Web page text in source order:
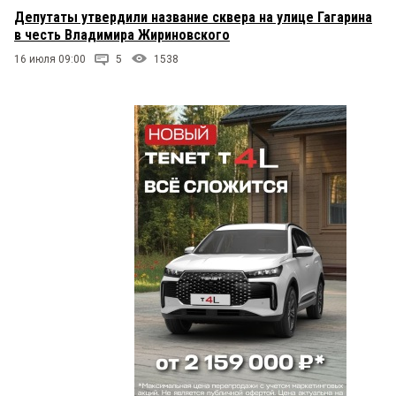
Депутаты утвердили название сквера на улице Гагарина
в честь Владимира Жириновского
16 июля 09:00 5 1538